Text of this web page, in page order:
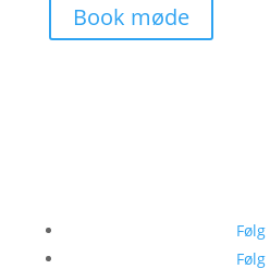
Book møde
Følg
Følg